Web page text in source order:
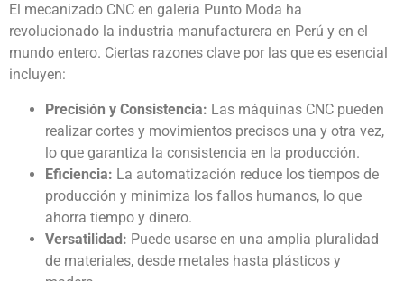
El mecanizado CNC en galeria Punto Moda ha
revolucionado la industria manufacturera en Perú y en el
mundo entero. Ciertas razones clave por las que es esencial
incluyen:
Precisión y Consistencia: Las máquinas CNC pueden
realizar cortes y movimientos precisos una y otra vez,
lo que garantiza la consistencia en la producción.
Eficiencia: La automatización reduce los tiempos de
producción y minimiza los fallos humanos, lo que
ahorra tiempo y dinero.
Versatilidad: Puede usarse en una amplia pluralidad
de materiales, desde metales hasta plásticos y